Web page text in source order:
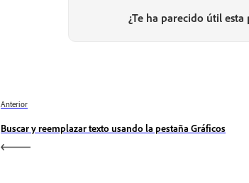
¿Te ha parecido útil esta
Anterior
Buscar y reemplazar texto usando la pestaña Gráficos